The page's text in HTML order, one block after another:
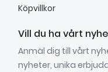
Köpvillkor
Vill du ha vårt
Anmäl dig till vårt
nyheter, unika